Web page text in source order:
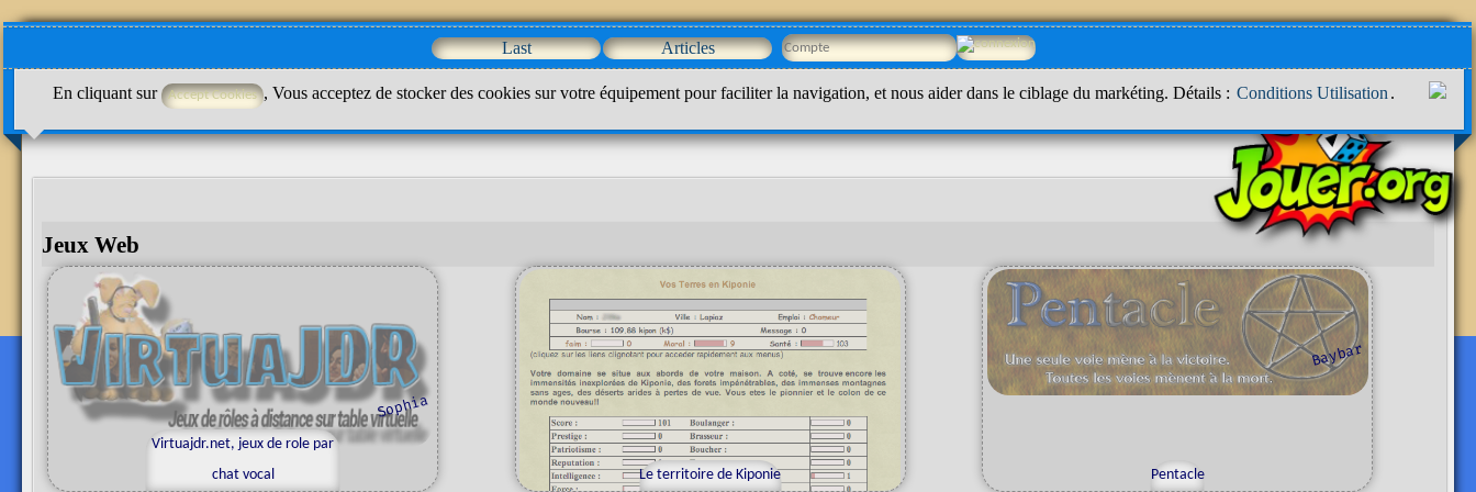
Last Articles
En cliquant sur , Vous acceptez de stocker des cookies sur votre équipement pour faciliter la navigation, et nous aider dans le ciblage du markéting. Détails : Conditions Utilisation .
Jeux Web
s
o
p
h
ia
Virtuajdr.net, jeux de role par
chat vocal
Le territoire de Kiponie
B
a
y
b
ar
Pentacle